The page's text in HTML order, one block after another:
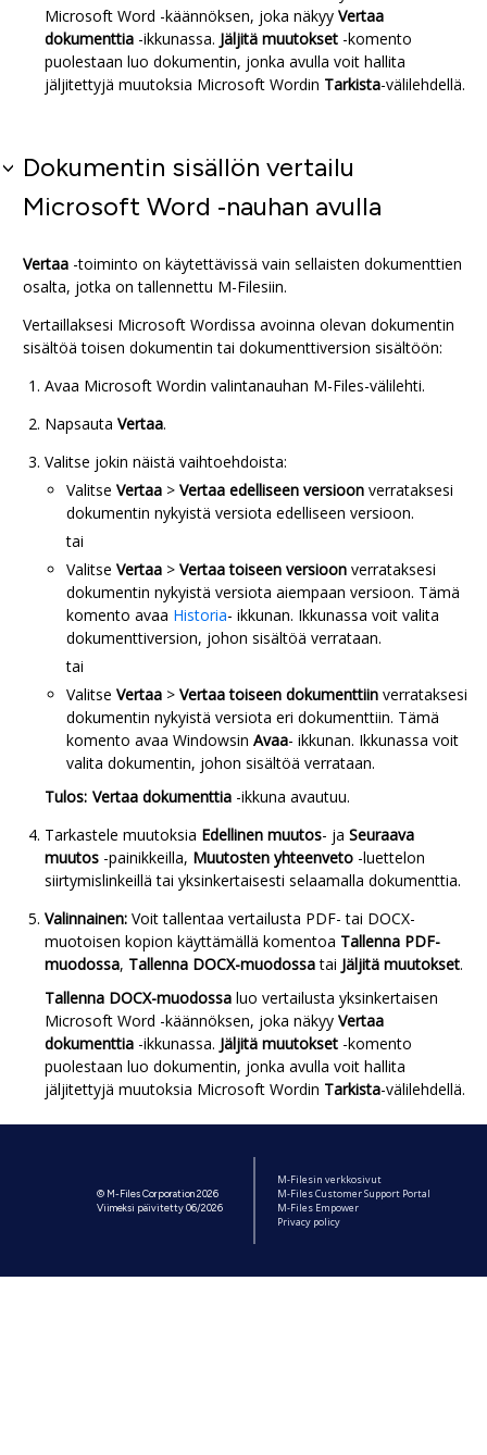
Microsoft Word -käännöksen, joka näkyy Vertaa
dokumenttia -ikkunassa. Jäljitä muutokset -komento
puolestaan luo dokumentin, jonka avulla voit hallita
jäljitettyjä muutoksia Microsoft Wordin Tarkista-välilehdellä.
Dokumentin sisällön vertailu
Microsoft Word ‑nauhan avulla
Vertaa -toiminto on käytettävissä vain sellaisten dokumenttien
osalta, jotka on tallennettu M-Filesiin.
Vertaillaksesi Microsoft Wordissa avoinna olevan dokumentin
sisältöä toisen dokumentin tai dokumenttiversion sisältöön:
Avaa Microsoft Wordin valintanauhan M-Files-välilehti.
Napsauta Vertaa.
Valitse jokin näistä vaihtoehdoista:
Valitse Vertaa > Vertaa edelliseen versioon verrataksesi
dokumentin nykyistä versiota edelliseen versioon.
tai
Valitse Vertaa > Vertaa toiseen versioon verrataksesi
dokumentin nykyistä versiota aiempaan versioon. Tämä
komento avaa Historia- ikkunan. Ikkunassa voit valita
dokumenttiversion, johon sisältöä verrataan.
tai
Valitse Vertaa > Vertaa toiseen dokumenttiin verrataksesi
dokumentin nykyistä versiota eri dokumenttiin. Tämä
komento avaa Windowsin Avaa- ikkunan. Ikkunassa voit
valita dokumentin, johon sisältöä verrataan.
Tulos: Vertaa dokumenttia -ikkuna avautuu.
Tarkastele muutoksia Edellinen muutos- ja Seuraava
muutos -painikkeilla, Muutosten yhteenveto -luettelon
siirtymislinkeillä tai yksinkertaisesti selaamalla dokumenttia.
Valinnainen: Voit tallentaa vertailusta PDF- tai DOCX-
muotoisen kopion käyttämällä komentoa Tallenna PDF-
muodossa, Tallenna DOCX-muodossatai Jäljitä muutokset.
Tallenna DOCX-muodossa luo vertailusta yksinkertaisen
Microsoft Word -käännöksen, joka näkyy Vertaa
dokumenttia -ikkunassa. Jäljitä muutokset -komento
puolestaan luo dokumentin, jonka avulla voit hallita
jäljitettyjä muutoksia Microsoft Wordin Tarkista-välilehdellä.
© M-Files Corporation 2026
Viimeksi päivitetty 06/2026
M-Filesin verkkosivut
M-Files Customer Support Portal
M-Files Empower
Privacy policy